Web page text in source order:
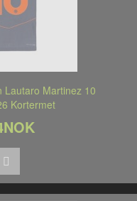
Lautaro Martinez 10
Kortermet